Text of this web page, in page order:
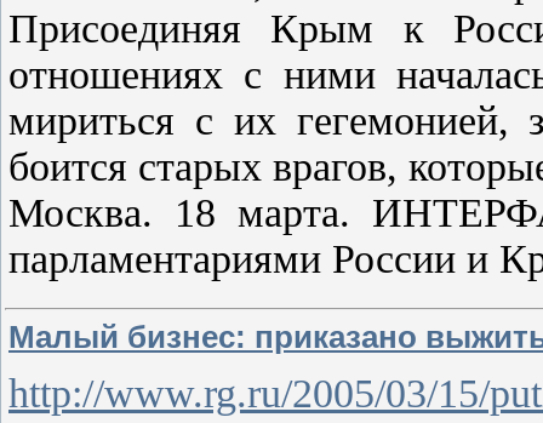
Присоединяя Крым к
отношениях с ними
мириться с их гегемонией,
боится старых врагов,
Москва. 18 марта.
парламентариями России и
Малый бизнес: приказано
http://www.rg.ru/2005/03/15/